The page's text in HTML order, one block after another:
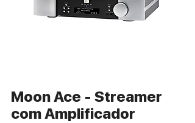
Moon Ace - Streamer
com Amplificador